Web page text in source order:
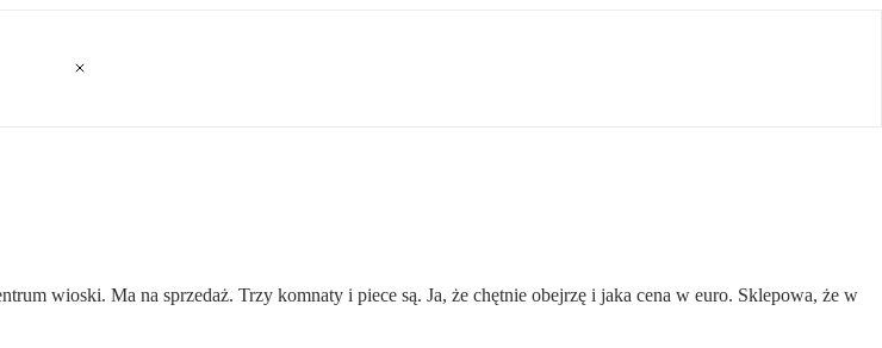
wioski. Ma na sprzedaż. Trzy komnaty i piece są. Ja, że chętnie obejrzę i jaka cena w euro. Sklepowa, że w